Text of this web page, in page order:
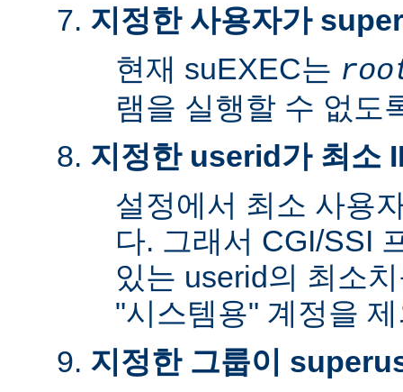
지정한 사용자가
현재 suEXEC는
램을 실행할 수 없도
지정한 userid가 최소
설정에서 최소 사용
다. 그래서 CGI/SSI
있는 userid의 최소
"시스템용" 계정을
지정한 그룹이